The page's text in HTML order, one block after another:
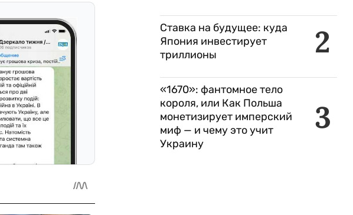
2
Ставка на будущее: куда
Япония инвестирует
триллионы
3
«1670»: фантомное тело
короля, или Как Польша
монетизирует имперский
миф — и чему это учит
Украину